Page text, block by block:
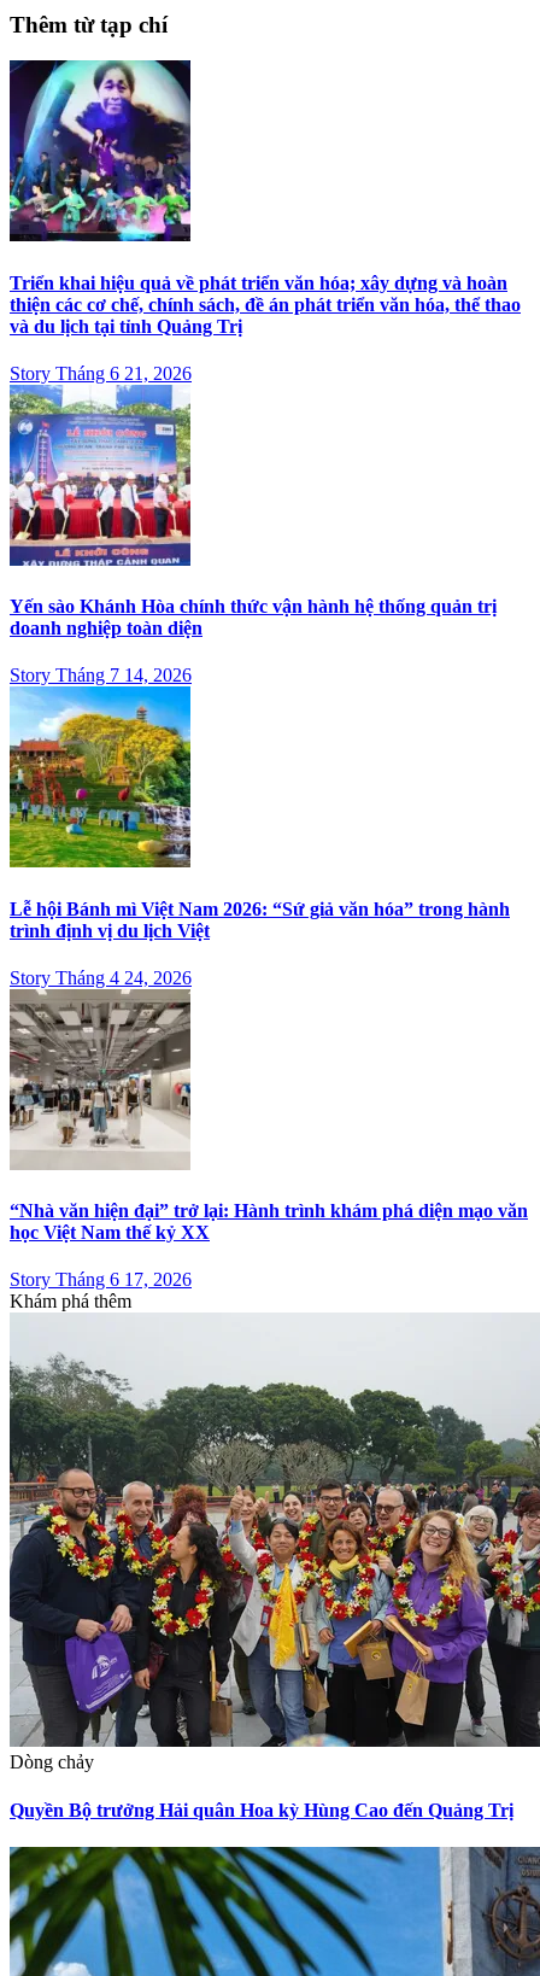
Thêm từ tạp chí
Triển khai hiệu quả về phát triển văn hóa; xây dựng và hoàn
thiện các cơ chế, chính sách, đề án phát triển văn hóa, thể thao
và du lịch tại tỉnh Quảng Trị
Story Tháng 6 21, 2026
Yến sào Khánh Hòa chính thức vận hành hệ thống quản trị
doanh nghiệp toàn diện
Story Tháng 7 14, 2026
Lễ hội Bánh mì Việt Nam 2026: “Sứ giả văn hóa” trong hành
trình định vị du lịch Việt
Story Tháng 4 24, 2026
“Nhà văn hiện đại” trở lại: Hành trình khám phá diện mạo văn
học Việt Nam thế kỷ XX
Story Tháng 6 17, 2026
Khám phá thêm
Dòng chảy
Quyền Bộ trưởng Hải quân Hoa kỳ Hùng Cao đến Quảng Trị